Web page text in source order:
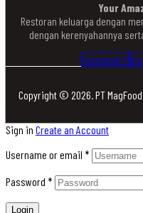
Your
Restoran keluarga dengan
dengan kerenyahannya
Facebook-f
Copyright © 2026. PT
Sign in Create an Account
Username or email *
Password *
Login